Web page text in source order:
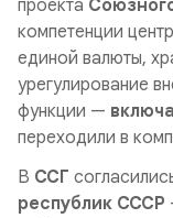
проекта
компетенции
единой валюты,
урегулирование
функции —
переходили в
В ССГ
республик СССР